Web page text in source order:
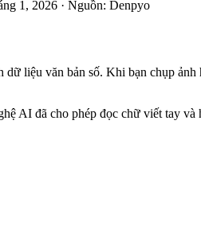
1, 2026 · Nguồn: Denpyo
liệu văn bản số. Khi bạn chụp
AI đã cho phép đọc chữ viết tay